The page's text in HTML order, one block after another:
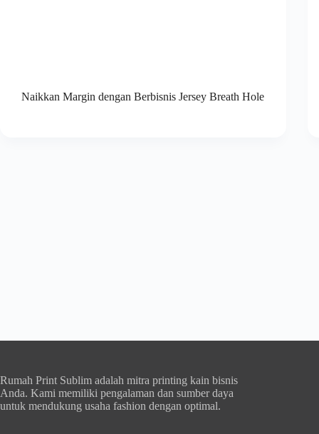
Naikkan Margin dengan Berbisnis Jersey Breath Hole
Rumah Print Sublim adalah mitra printing kain bisnis
Anda. Kami memiliki pengalaman dan sumber daya
untuk mendukung usaha fashion dengan optimal.